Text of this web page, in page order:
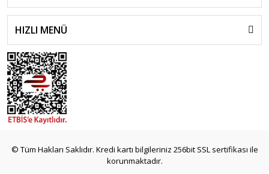
HIZLI MENÜ
© Tüm Hakları Saklıdır. Kredi kartı bilgileriniz 256bit SSL sertifikası ile
korunmaktadır.